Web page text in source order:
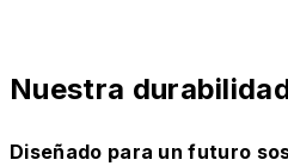
Nuestra
Diseñado para un futuro